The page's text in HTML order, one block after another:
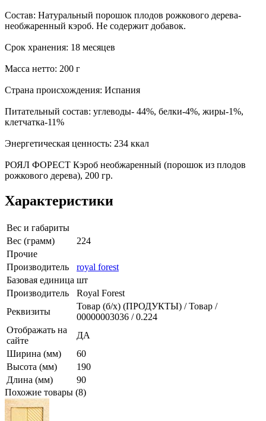
Состав: Натуральный порошок плодов рожкового дерева-
необжаренный кэроб. Не содержит добавок.
Срок хранения: 18 месяцев
Масса нетто: 200 г
Страна происхождения: Испания
Питательный состав: углеводы- 44%, белки-4%, жиры-1%,
клетчатка-11%
Энергетическая ценность: 234 ккал
РОЯЛ ФОРЕСТ Кэроб необжаренный (порошок из плодов
рожкового дерева), 200 гр.
Характеристики
Вес и габариты
Вес (грамм)
224
Прочие
Производитель
royal forest
Базовая единица шт
Производитель
Royal Forest
Реквизиты
Товар (б/х) (ПРОДУКТЫ) / Товар /
00000003036 / 0.224
Отображать на
сайте
ДА
Ширина (мм)
60
Высота (мм)
190
Длина (мм)
90
Похожие товары (8)